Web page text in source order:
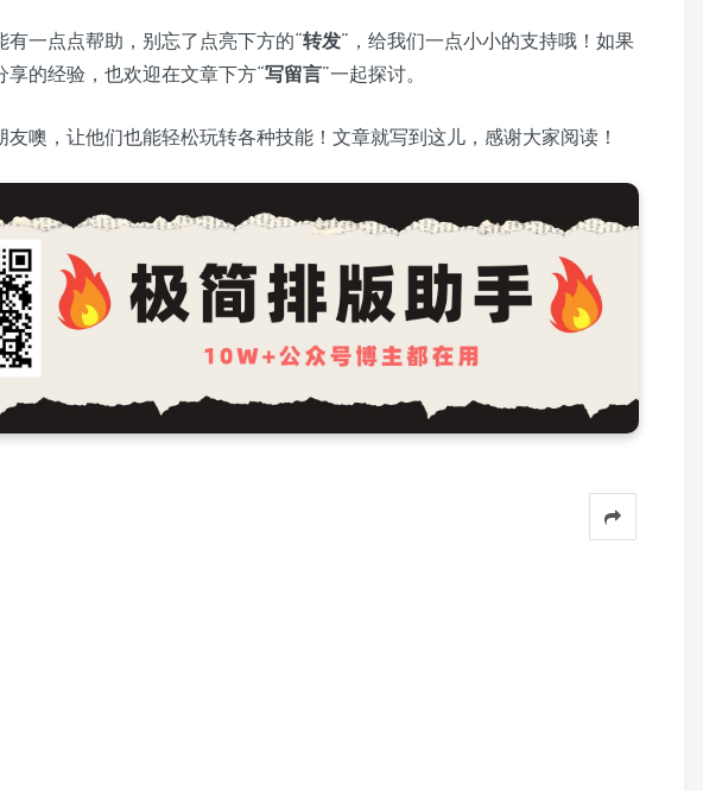
有一点点帮助，别忘了点亮下方的“转发”，给我们一点小小的支持哦！如果
享的经验，也欢迎在文章下方“写留言”一起探讨。
噢，让他们也能轻松玩转各种技能！文章就写到这儿，感谢大家阅读！